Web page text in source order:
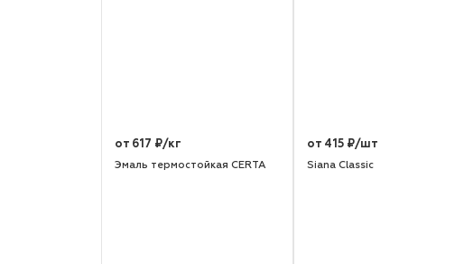
от 617 ₽/кг
Эмаль термостойкая CERTA
от 415 ₽/шт
Siana Classic